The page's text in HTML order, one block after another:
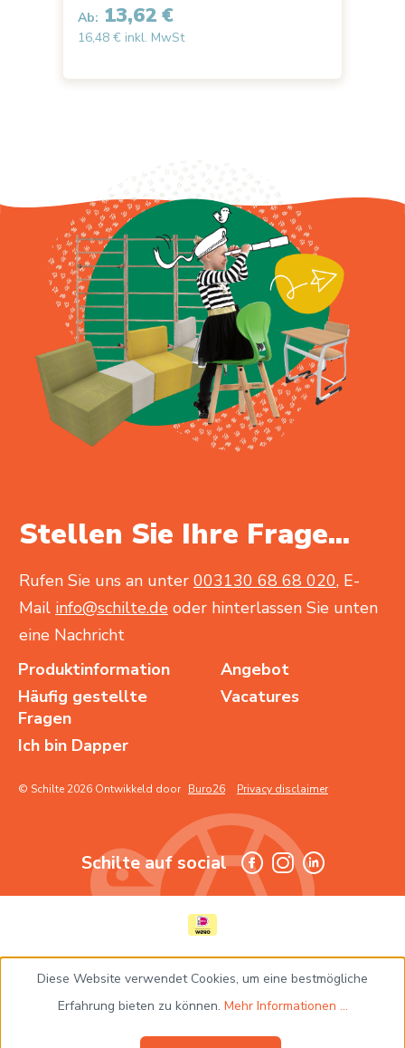
Ab: 13,62 €
16,48 € inkl. MwSt
Stellen Sie Ihre Frage...
Rufen Sie uns an unter 003130 68 68 020, E-
Mail info@schilte.de oder hinterlassen Sie unten
eine Nachricht
Produktinformation
Angebot
Häufig gestellte
Fragen
Vacatures
Ich bin Dapper
© Schilte 2026 Ontwikkeld door Buro26 Privacy disclaimer
Schilte auf social
Diese Website verwendet Cookies, um eine bestmögliche
Erfahrung bieten zu können. Mehr Informationen ...